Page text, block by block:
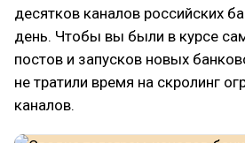
десятков каналов российских
день. Чтобы вы были в курсе
постов и запусков новых
не тратили время на скролинг
каналов.